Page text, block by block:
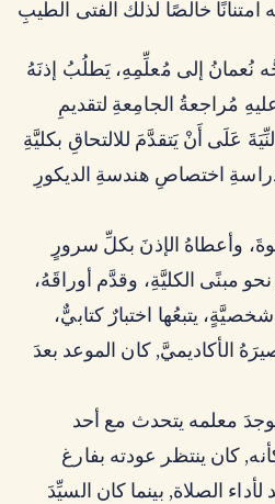
نُعمانُ إلى مُعلِّمِهِ، يَطلُبُ إذنَهُ
مُراجعةُ الجامِعةِ لتقديمِ
عَلَى أَنْ يَتقدَّمَ للالتحاقِ بكليَّةِ
اختصاصِ هندسةِ الديكورِ
مبنًى الكليَّةِ، وقدَّم أوراقَهُ،
يتبعُها اختبارٌ كتابيٌّ،
الأكاديميَّ, كان الموعد بعدَ
معلمه يتحدث مع أحد
كان ينتظر عودته بفارغ
الصلاة, بينما كان السيِّدَ